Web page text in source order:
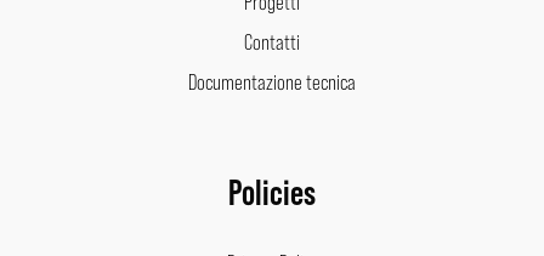
Contatti
Documentazione tecnica
Policies